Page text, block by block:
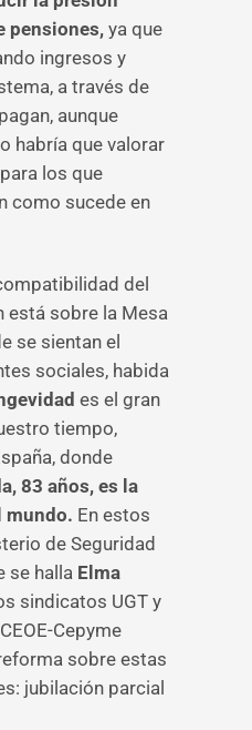
pensiones, ya que
ingresos y
a través de
aunque
habría que valorar
los que
como sucede en
del
está sobre la Mesa
se sientan el
sociales, habida
es el gran
tiempo,
donde
83 años, es la
mundo. En estos
de Seguridad
se halla Elma
sindicatos UGT y
Cepyme
sobre estas
jubilación parcial